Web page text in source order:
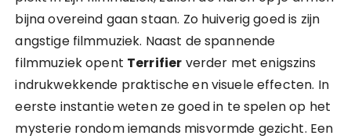
bijna overeind gaan staan. Zo huiverig goed is zijn
angstige filmmuziek. Naast de spannende
filmmuziek opent Terrifier verder met enigszins
indrukwekkende praktische en visuele effecten. In
eerste instantie weten ze goed in te spelen op het
mysterie rondom iemands misvormde gezicht. Een